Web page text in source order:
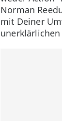
Norman
mit Deiner